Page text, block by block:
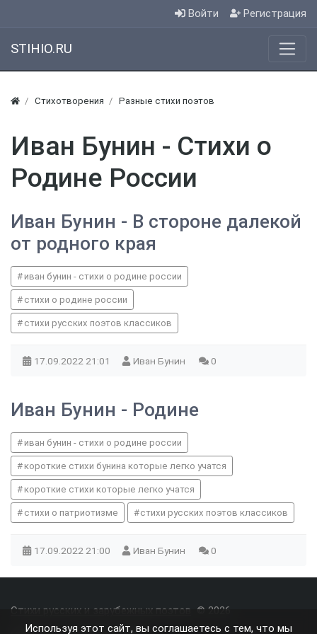
Войти Регистрация
STIHIO.RU
Стихотворения Разные стихи поэтов
Иван Бунин - Стихи о
Родине России
Иван Бунин - В стороне далекой
от родного края
иван бунин - стихи о родине россии
стихи о родине россии
стихи русских поэтов классиков
17.09.2022 21:01 Иван Бунин 0
Иван Бунин - Родине
иван бунин - стихи о родине россии
короткие стихи бунина которые легко учатся
короткие стихи которые легко учатся
стихи о патриотизме стихи русских поэтов классиков
17.09.2022 21:00 Иван Бунин 0
Стихи русских и зарубежных поэтов © 2026
Используя этот сайт, вы соглашаетесь с тем, что мы